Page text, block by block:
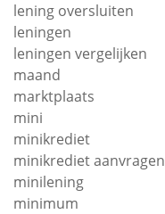
lening oversluiten
leningen
leningen vergelijken
maand
marktplaats
mini
minikrediet
minikrediet aanvragen
minilening
minimum